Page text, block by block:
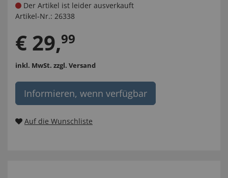
Der Artikel ist leider ausverkauft
Artikel-Nr.: 26338
€ 29,99
inkl. MwSt. zzgl. Versand
Informieren, wenn verfügbar
Auf die Wunschliste